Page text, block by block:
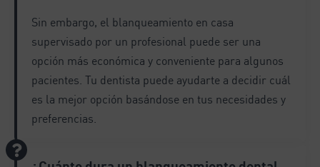
Sin embargo, el blanqueamiento en casa
supervisado por un profesional puede ser una
opción más económica y conveniente para algunos
pacientes. Tu dentista puede ayudarte a decidir cuál
es la mejor opción basándose en tus necesidades y
preferencias.